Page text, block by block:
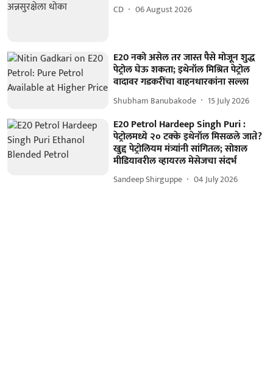
CD 06 August 2026
E20 नको असेल तर जास्त पैसे मोजून शुद्ध
पेट्रोल घेऊ शकता; इथेनॉल मिश्रित पेट्रोल
वादावर गडकरींचा वाहनधारकांना सल्ला
Shubham Banubakode 15 July 2026
E20 Petrol Hardeep Singh Puri :
पेट्रोलमध्ये २० टक्के इथेनॉल मिसळले जाते?
खुद्द पेट्रोलियम मंत्र्यांनी सांगितल; सोशल
मीडियावरील व्हायरल मेसेजचा संदर्भ
Sandeep Shirguppe 04 July 2026